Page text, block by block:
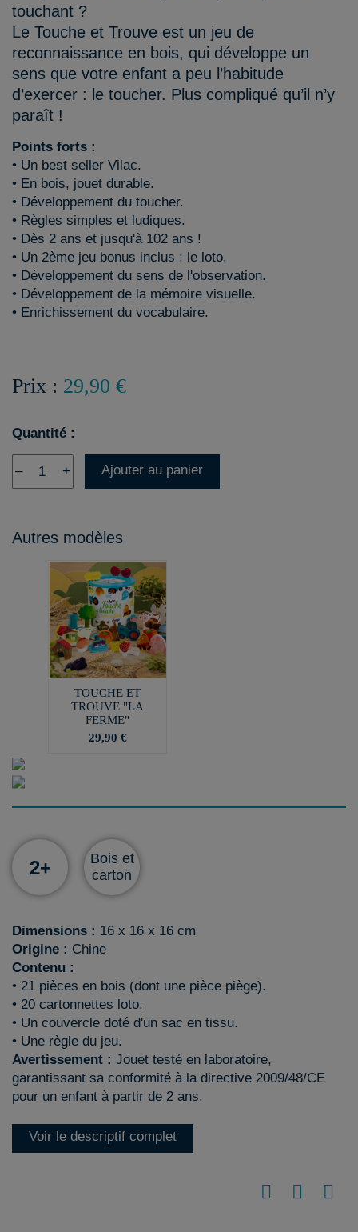
touchant ?
Le Touche et Trouve est un jeu de
reconnaissance en bois, qui développe un
sens que votre enfant a peu l’habitude
d’exercer : le toucher. Plus compliqué qu’il n’y
paraît !
Points forts :
• Un best seller Vilac.
• En bois, jouet durable.
• Développement du toucher.
• Règles simples et ludiques.
• Dès 2 ans et jusqu'à 102 ans !
• Un 2ème jeu bonus inclus : le loto.
• Développement du sens de l'observation.
• Développement de la mémoire visuelle.
• Enrichissement du vocabulaire.
Prix : 29,90 €
Quantité :
– + Ajouter au panier
Autres modèles
TOUCHE ET
TROUVE "LA
FERME"
29,90 €
2+
Bois et
carton
Dimensions : 16 x 16 x 16 cm
Origine : Chine
Contenu :
• 21 pièces en bois (dont une pièce piège).
• 20 cartonnettes loto.
• Un couvercle doté d'un sac en tissu.
• Une règle du jeu.
Avertissement : Jouet testé en laboratoire,
garantissant sa conformité à la directive 2009/48/CE
pour un enfant à partir de 2 ans.
Voir le descriptif complet